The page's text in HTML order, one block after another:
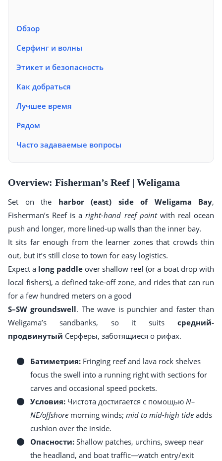
Обзор
Серфинг и волны
Этикет и безопасность
Как добраться
Лучшее время
Рядом
Часто задаваемые вопросы
Overview: Fisherman’s Reef | Weligama
Set on the harbor (east) side of Weligama Bay,
Fisherman’s Reef is aright-hand reef pointwith real ocean
push and longer, more lined-up walls than the inner bay.
It sits far enough from the learner zones that crowds thin
out, but it’s still close to town for easy logistics.
Expect a long paddleover shallow reef (or a boat drop with
local fishers), a defined take-off zone, and rides that can run
for a few hundred meters on a good
S–SW groundswell. The wave is punchier and faster than
Weligama’s sandbanks, so it suits средний-
продвинутый Серферы, заботящиеся о рифах.
Батиметрия: Fringing reef and lava rock shelves
focus the swell into a running right with sections for
carves and occasional speed pockets.
Условия: Чистота достигается с помощью N–
NE/offshore morning winds; mid to mid-high tide adds
cushion over the inside.
Опасности: Shallow patches, urchins, sweep near
the headland, and boat traffic—watch entry/exit